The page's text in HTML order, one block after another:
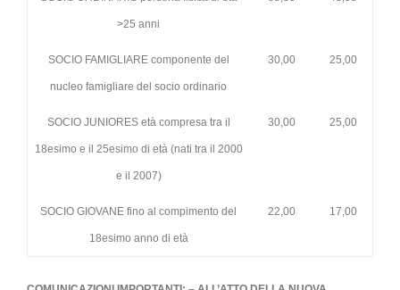
>25 anni
SOCIO FAMIGLIARE componente del
nucleo famigliare del socio ordinario
30,00 25,00
SOCIO JUNIORES età compresa tra il
18esimo e il 25esimo di età (nati tra il 2000
e il 2007)
30,00 25,00
SOCIO GIOVANE fino al compimento del
18esimo anno di età
22,00 17,00